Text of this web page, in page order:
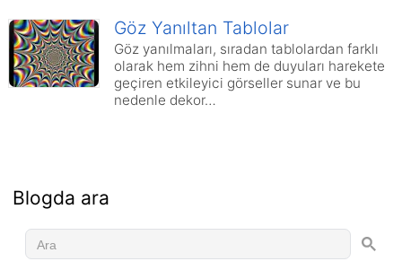
Göz Yanıltan Tablolar
Göz yanılmaları, sıradan tablolardan farklı
olarak hem zihni hem de duyuları harekete
geçiren etkileyici görseller sunar ve bu
nedenle dekor…
Blogda ara